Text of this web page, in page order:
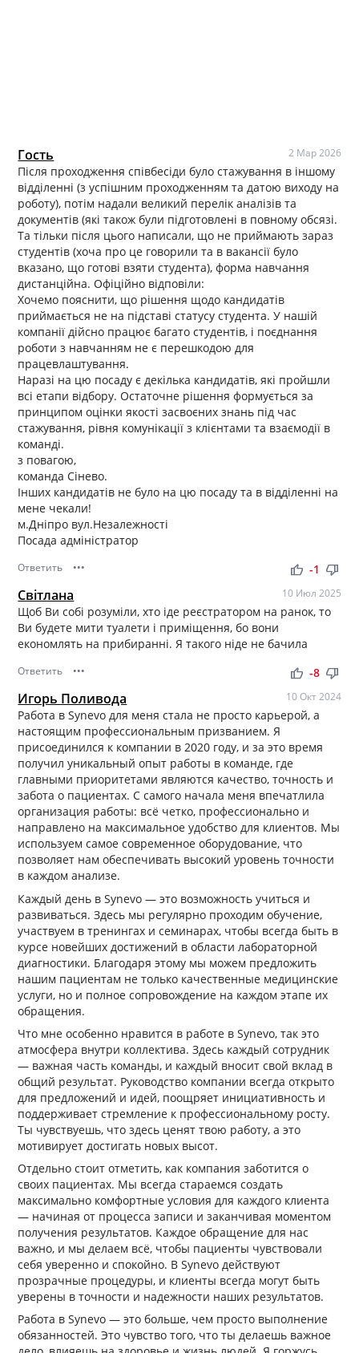
Гость 2 Мар 2026
Після проходження співбесіди було стажування в іншому
відділенні (з успішним проходженням та датою виходу на
роботу), потім надали великий перелік аналізів та
документів (які також були підготовлені в повному обсязі.
Та тільки після цього написали, що не приймають зараз
студентів (хоча про це говорили та в вакансії було
вказано, що готові взяти студента), форма навчання
дистанційна. Офіційно відповіли:
Хочемо пояснити, що рішення щодо кандидатів
приймається не на підставі статусу студента. У нашій
компанії дійсно працює багато студентів, і поєднання
роботи з навчанням не є перешкодою для
працевлаштування.
Наразі на цю посаду є декілька кандидатів, які пройшли
всі етапи відбору. Остаточне рішення формується за
принципом оцінки якості засвоєних знань під час
стажування, рівня комунікації з клієнтами та взаємодії в
команді.
з повагою,
команда Сінево.
Інших кандидатів не було на цю посаду та в відділенні на
мене чекали!
м.Дніпро вул.Незалежності
Посада адміністратор
Ответить ••• thumb_up thumb_down
-1
Світлана 10 Июл 2025
Щоб Ви собі розуміли, хто іде реєстратором на ранок, то
Ви будете мити туалети і приміщення, бо вони
економлять на прибиранні. Я такого ніде не бачила
Ответить ••• thumb_up thumb_down
-8
Игорь Поливода 10 Окт 2024
Работа в Synevo для меня стала не просто карьерой, а
настоящим профессиональным призванием. Я
присоединился к компании в 2020 году, и за это время
получил уникальный опыт работы в команде, где
главными приоритетами являются качество, точность и
забота о пациентах. С самого начала меня впечатлила
организация работы: всё четко, профессионально и
направлено на максимальное удобство для клиентов. Мы
используем самое современное оборудование, что
позволяет нам обеспечивать высокий уровень точности
в каждом анализе.
Каждый день в Synevo — это возможность учиться и
развиваться. Здесь мы регулярно проходим обучение,
участвуем в тренингах и семинарах, чтобы всегда быть в
курсе новейших достижений в области лабораторной
диагностики. Благодаря этому мы можем предложить
нашим пациентам не только качественные медицинские
услуги, но и полное сопровождение на каждом этапе их
обращения.
Что мне особенно нравится в работе в Synevo, так это
атмосфера внутри коллектива. Здесь каждый сотрудник
— важная часть команды, и каждый вносит свой вклад в
общий результат. Руководство компании всегда открыто
для предложений и идей, поощряет инициативность и
поддерживает стремление к профессиональному росту.
Ты чувствуешь, что здесь ценят твою работу, а это
мотивирует достигать новых высот.
Отдельно стоит отметить, как компания заботится о
своих пациентах. Мы всегда стараемся создать
максимально комфортные условия для каждого клиента
— начиная от процесса записи и заканчивая моментом
получения результатов. Каждое обращение для нас
важно, и мы делаем всё, чтобы пациенты чувствовали
себя уверенно и спокойно. В Synevo действуют
прозрачные процедуры, и клиенты всегда могут быть
уверены в точности и надежности наших результатов.
Работа в Synevo — это больше, чем просто выполнение
обязанностей. Это чувство того, что ты делаешь важное